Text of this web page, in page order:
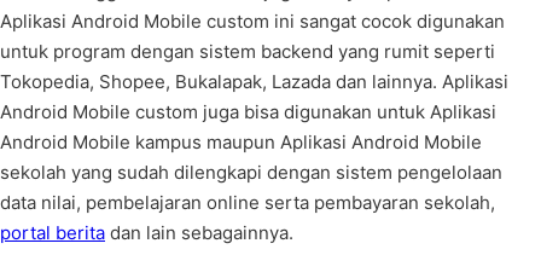
Aplikasi Android Mobile custom ini sangat cocok digunakan
untuk program dengan sistem backend yang rumit seperti
Tokopedia, Shopee, Bukalapak, Lazada dan lainnya. Aplikasi
Android Mobile custom juga bisa digunakan untuk Aplikasi
Android Mobile kampus maupun Aplikasi Android Mobile
sekolah yang sudah dilengkapi dengan sistem pengelolaan
data nilai, pembelajaran online serta pembayaran sekolah,
portal berita dan lain sebagainnya.